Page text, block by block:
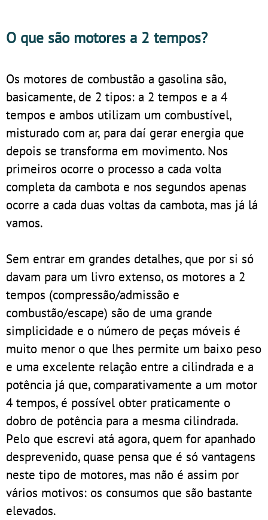
O que são motores a 2 tempos?
Os motores de combustão a gasolina são,
basicamente, de 2 tipos: a 2 tempos e a 4
tempos e ambos utilizam um combustível,
misturado com ar, para daí gerar energia que
depois se transforma em movimento. Nos
primeiros ocorre o processo a cada volta
completa da cambota e nos segundos apenas
ocorre a cada duas voltas da cambota, mas já lá
vamos.
Sem entrar em grandes detalhes, que por si só
davam para um livro extenso, os motores a 2
tempos (compressão/admissão e
combustão/escape) são de uma grande
simplicidade e o número de peças móveis é
muito menor o que lhes permite um baixo peso
e uma excelente relação entre a cilindrada e a
potência já que, comparativamente a um motor
4 tempos, é possível obter praticamente o
dobro de potência para a mesma cilindrada.
Pelo que escrevi atá agora, quem for apanhado
desprevenido, quase pensa que é só vantagens
neste tipo de motores, mas não é assim por
vários motivos: os consumos que são bastante
elevados.